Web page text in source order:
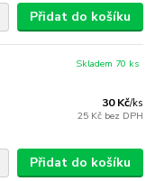
Přidat do košíku
30 Kč/ks
25 Kč bez DPH
Skladem 70 ks
Přidat do košíku